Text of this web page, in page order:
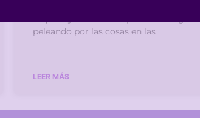
peleando por las cosas en las
LEER MÁS